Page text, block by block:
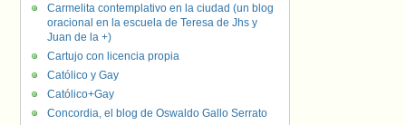
Carmelita contemplativo en la ciudad (un blog
oracional en la escuela de Teresa de Jhs y
Juan de la +)
Cartujo con licencia propia
Católico y Gay
Católico+Gay
Concordia, el blog de Oswaldo Gallo Serrato